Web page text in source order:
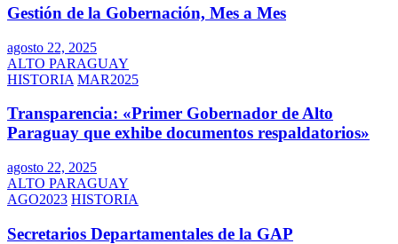
Gestión de la Gobernación, Mes a Mes
agosto 22, 2025
ALTO PARAGUAY
HISTORIA MAR2025
Transparencia: «Primer Gobernador de Alto
Paraguay que exhibe documentos respaldatorios»
agosto 22, 2025
ALTO PARAGUAY
AGO2023 HISTORIA
Secretarios Departamentales de la GAP